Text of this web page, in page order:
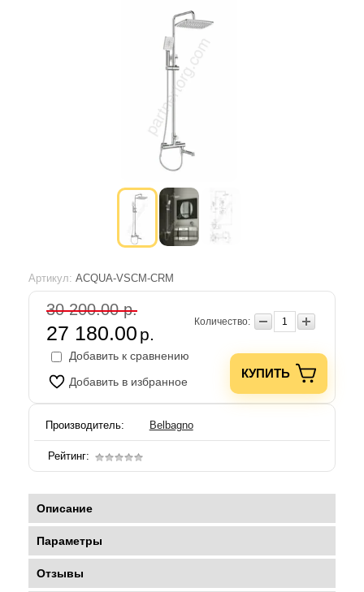
Артикул: ACQUA-VSCM-CRM
30 200.00 р.
27 180.00 р.
Количество:
Добавить к сравнению
Добавить в избранное
КУПИТЬ
Производитель: Belbagno
Рейтинг:
Описание
Параметры
Отзывы